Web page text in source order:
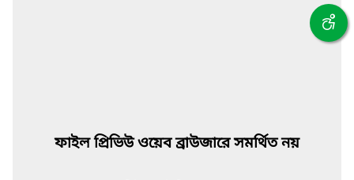
ফাইল প্রিভিউ ওয়েব ব্রাউজারে সমর্থিত নয়